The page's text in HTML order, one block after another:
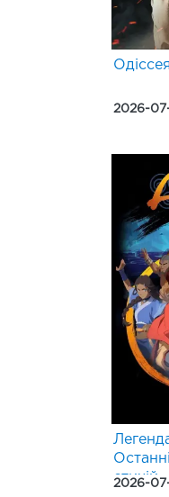
Одіссея
2026-
стихій
2026-